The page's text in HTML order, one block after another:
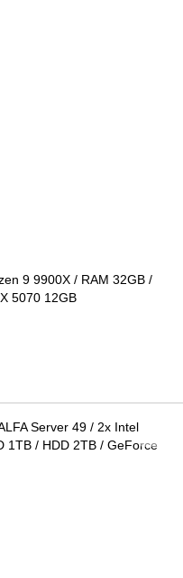
9 9900X / RAM 32GB /
5070 12GB